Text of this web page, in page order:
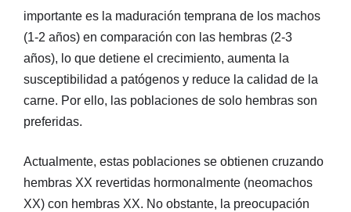
importante es la maduración temprana de los machos
(1-2 años) en comparación con las hembras (2-3
años), lo que detiene el crecimiento, aumenta la
susceptibilidad a patógenos y reduce la calidad de la
carne. Por ello, las poblaciones de solo hembras son
preferidas.
Actualmente, estas poblaciones se obtienen cruzando
hembras XX revertidas hormonalmente (neomachos
XX) con hembras XX. No obstante, la preocupación